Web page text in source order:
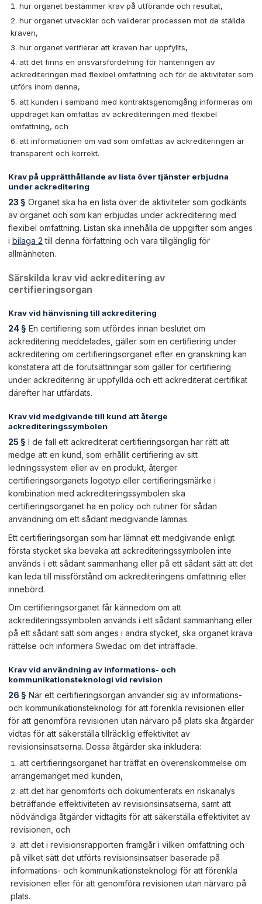
hur organet bestämmer krav på utförande och resultat,
hur organet utvecklar och validerar processen mot de ställda
kraven,
hur organet verifierar att kraven har uppfyllts,
att det finns en ansvarsfördelning för hanteringen av
ackrediteringen med flexibel omfattning och för de aktiviteter som
utförs inom denna,
att kunden i samband med kontraktsgenomgång informeras om
uppdraget kan omfattas av ackrediteringen med flexibel
omfattning, och
att informationen om vad som omfattas av ackrediteringen är
transparent och korrekt.
Krav på upprätthållande av lista över tjänster erbjudna
under ackreditering
23 § Organet ska ha en lista över de aktiviteter som godkänts
av organet och som kan erbjudas under ackreditering med
flexibel omfattning. Listan ska innehålla de uppgifter som anges
i bilaga 2 till denna författning och vara tillgänglig för
allmänheten.
Särskilda krav vid ackreditering av
certifieringsorgan
Krav vid hänvisning till ackreditering
24 § En certifiering som utfördes innan beslutet om
ackreditering meddelades, gäller som en certifiering under
ackreditering om certifieringsorganet efter en granskning kan
konstatera att de förutsättningar som gäller för certifiering
under ackreditering är uppfyllda och ett ackrediterat certifikat
därefter har utfärdats.
Krav vid medgivande till kund att återge
ackrediteringssymbolen
25 § I de fall ett ackrediterat certifieringsorgan har rätt att
medge att en kund, som erhållit certifiering av sitt
ledningssystem eller av en produkt, återger
certifieringsorganets logotyp eller certifieringsmärke i
kombination med ackrediteringssymbolen ska
certifieringsorganet ha en policy och rutiner för sådan
användning om ett sådant medgivande lämnas.
Ett certifieringsorgan som har lämnat ett medgivande enligt
första stycket ska bevaka att ackrediteringssymbolen inte
används i ett sådant sammanhang eller på ett sådant sätt att det
kan leda till missförstånd om ackrediteringens omfattning eller
innebörd.
Om certifieringsorganet får kännedom om att
ackrediteringssymbolen används i ett sådant sammanhang eller
på ett sådant sätt som anges i andra stycket, ska organet kräva
rättelse och informera Swedac om det inträffade.
Krav vid användning av informations- och
kommunikationsteknologi vid revision
26 § När ett certifieringsorgan använder sig av informations-
och kommunikationsteknologi för att förenkla revisionen eller
för att genomföra revisionen utan närvaro på plats ska åtgärder
vidtas för att säkerställa tillräcklig effektivitet av
revisionsinsatserna. Dessa åtgärder ska inkludera:
att certifieringsorganet har träffat en överenskommelse om
arrangemanget med kunden,
att det har genomförts och dokumenterats en riskanalys
beträffande effektiviteten av revisionsinsatserna, samt att
nödvändiga åtgärder vidtagits för att säkerställa effektivitet av
revisionen, och
att det i revisionsrapporten framgår i vilken omfattning och
på vilket sätt det utförts revisionsinsatser baserade på
informations- och kommunikationsteknologi för att förenkla
revisionen eller för att genomföra revisionen utan närvaro på
plats.